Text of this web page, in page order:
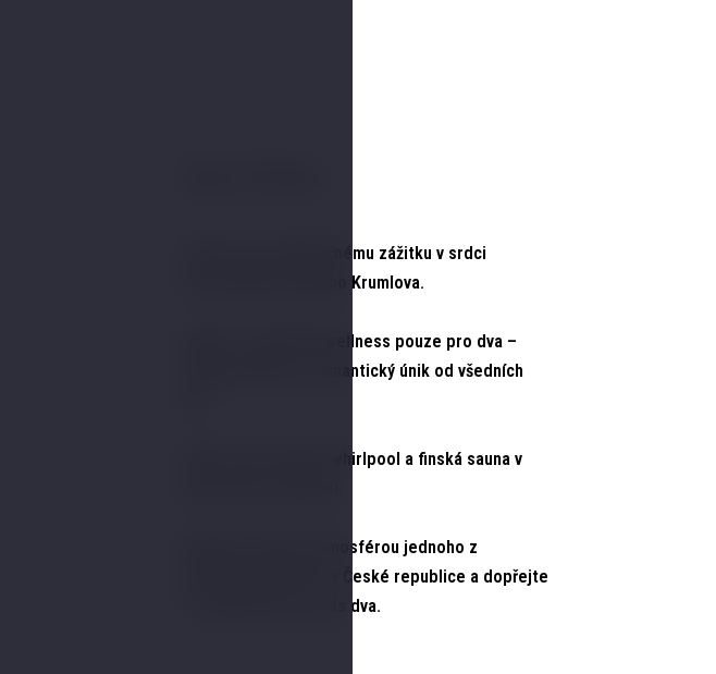
Zveme vás k jedinečnému zážitku v srdci
historického Českého Krumlova.
Užijte si soukromý wellness pouze pro dva –
ideální volba pro romantický únik od všedních
Čeká na vás luxusní whirlpool a finská sauna v
Nechte se unést atmosférou jednoho z
nejkrásnějších míst v České republice a dopřejte
si relaxaci jen pro vás dva.